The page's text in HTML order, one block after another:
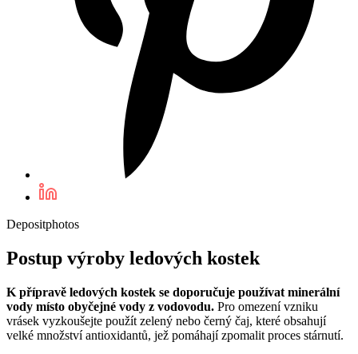
Depositphotos
Postup výroby ledových kostek
K přípravě ledových kostek se doporučuje používat minerální
vody místo obyčejné vody z vodovodu. Pro omezení vzniku
vrásek vyzkoušejte použít zelený nebo černý čaj, které obsahují
velké množství antioxidantů, jež pomáhají zpomalit proces stárnutí.